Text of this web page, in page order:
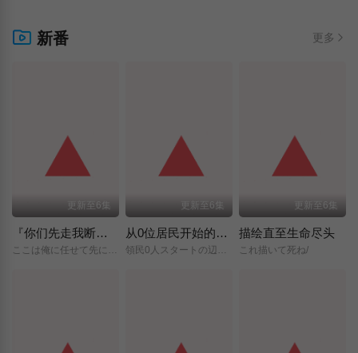
新番 更多
更新至6集
『你们先走我断后』，于是10年后我成为了传说
更新至6集
从0位居民开始的边境领主大人
更新至6集
描绘直至生命尽头
これ描いて死ね/